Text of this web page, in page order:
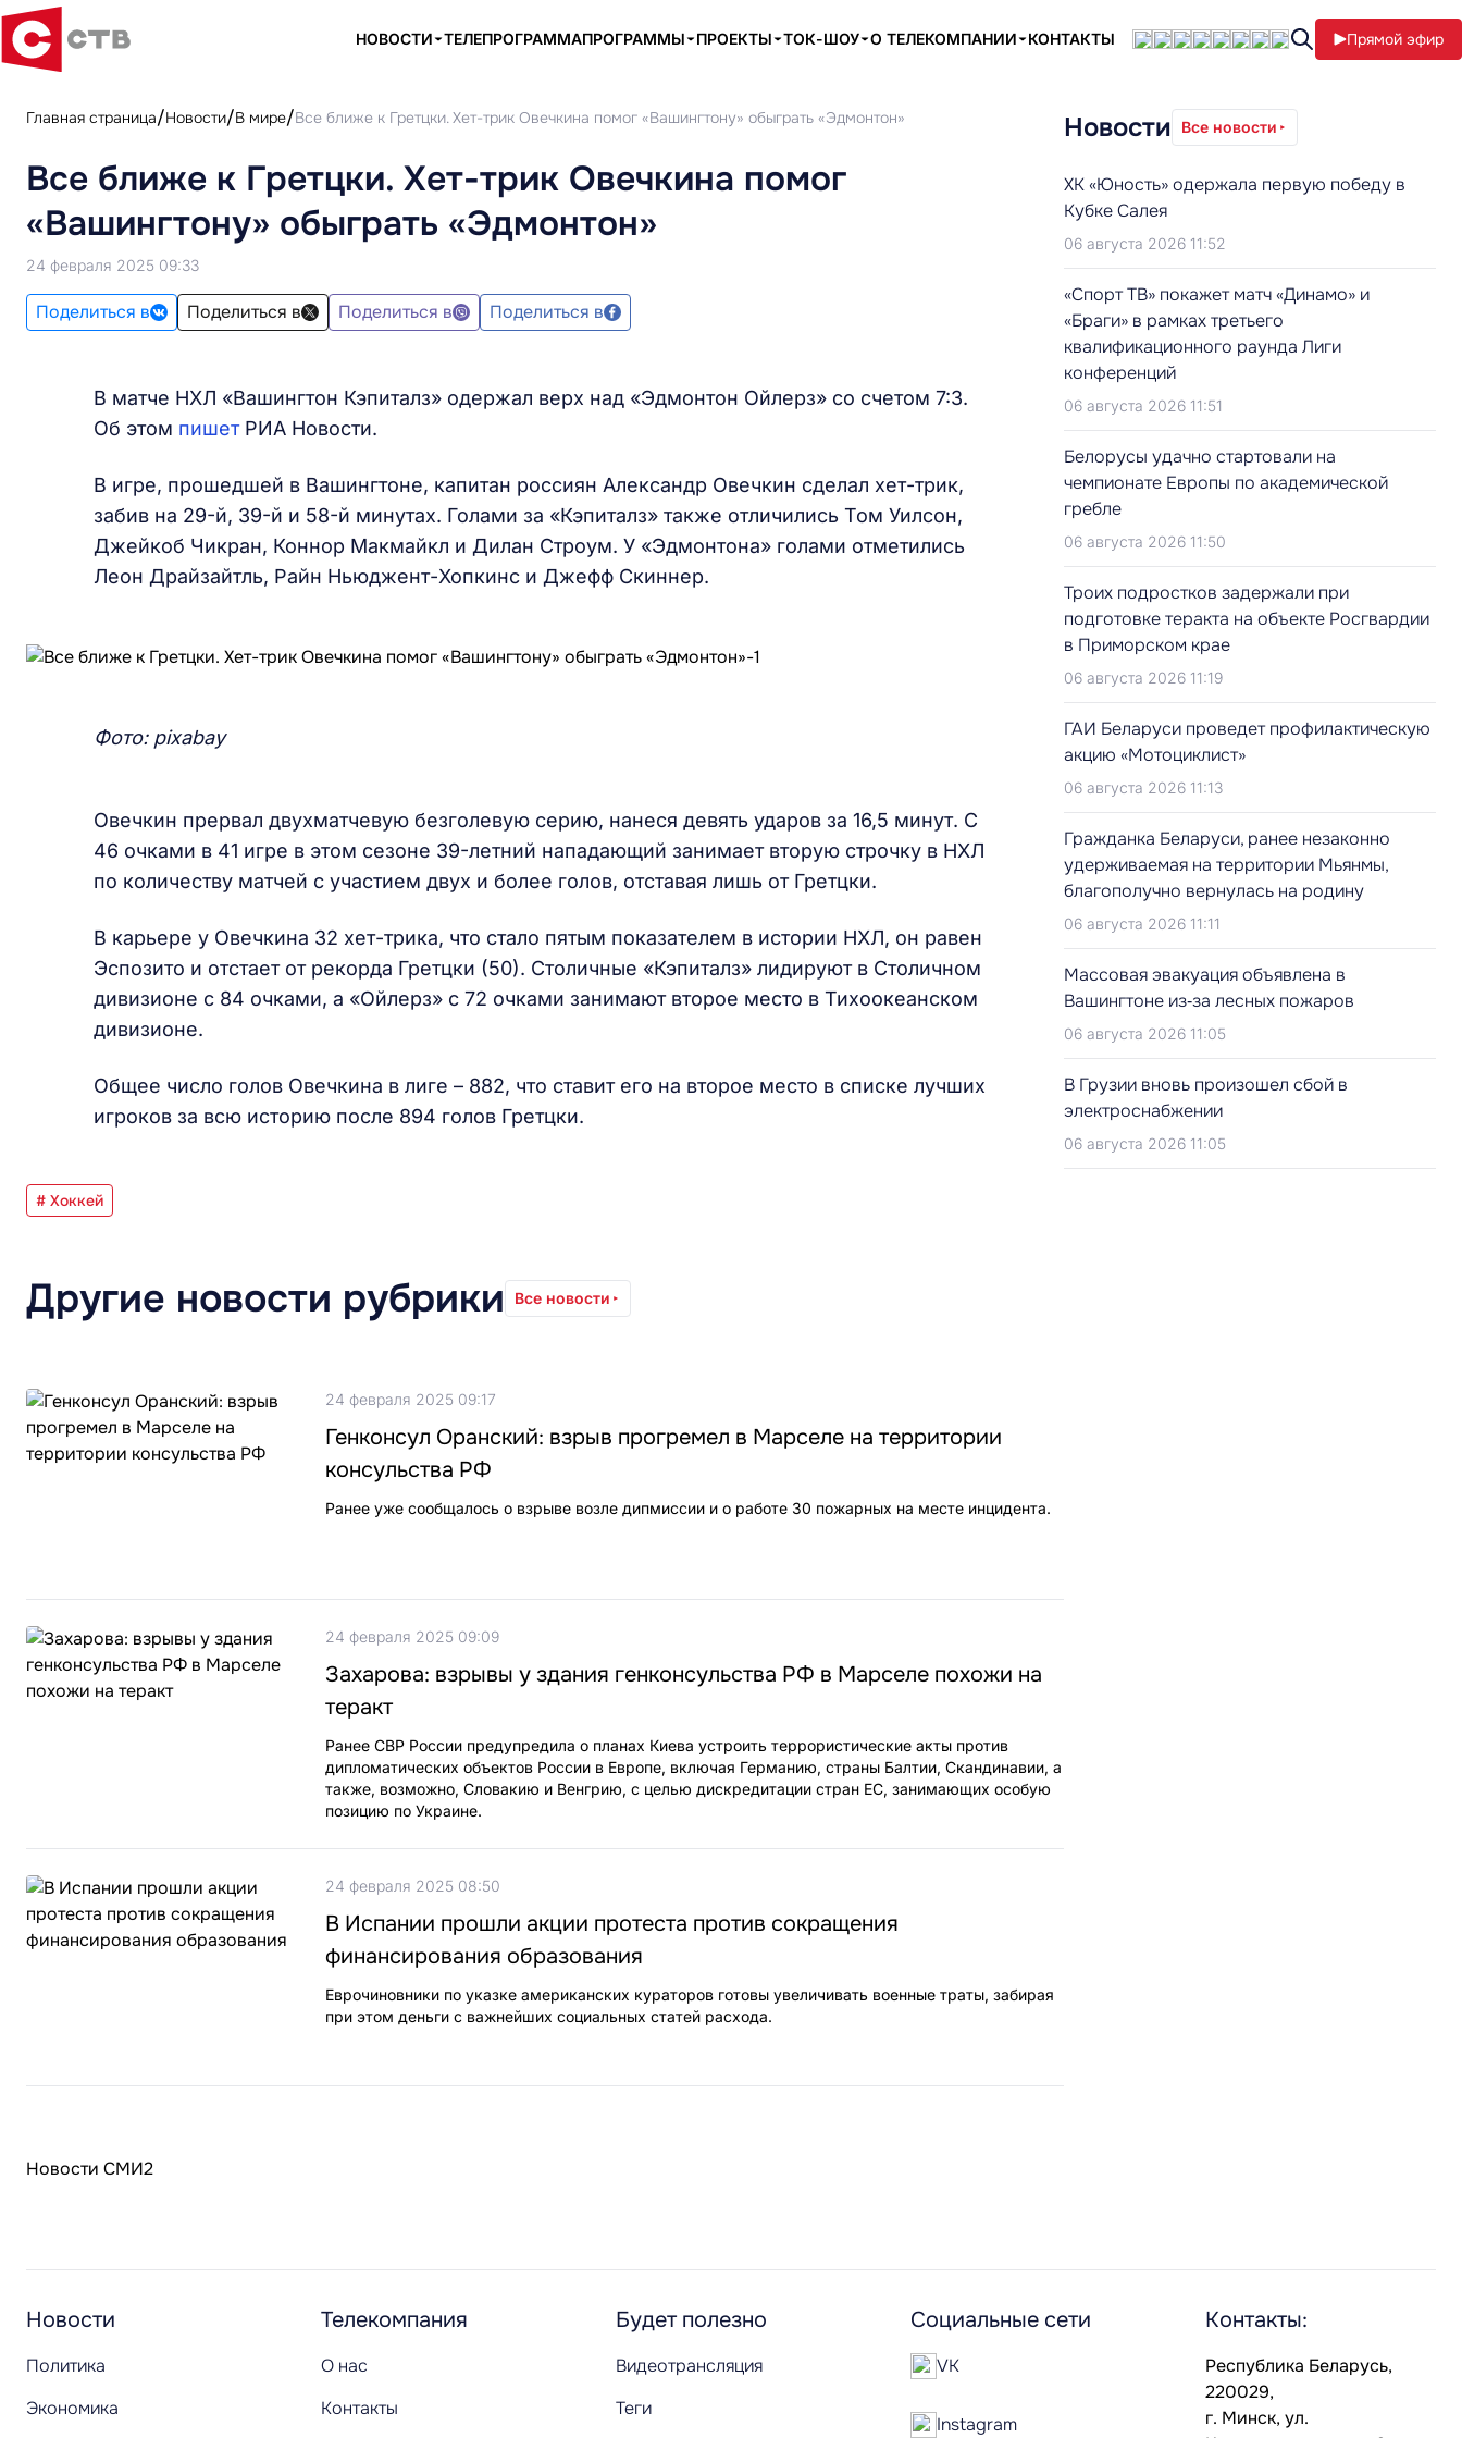
НОВОСТИ ТЕЛЕПРОГРАММАПРОГРАММЫ ПРОЕКТЫ ТОК-ШОУ О ТЕЛЕКОМПАНИИ КОНТАКТЫ Прямой эфир
Главная страница Новости В мире Все ближе к Гретцки. Хет-трик Овечкина помог «Вашингтону» обыграть «Эдмонтон»
Все ближе к Гретцки. Хет-трик Овечкина помог
«Вашингтону» обыграть «Эдмонтон»
24 февраля 2025 09:33
Поделиться в Поделиться в Поделиться в Поделиться в
В матче НХЛ «Вашингтон Кэпиталз» одержал верх над «Эдмонтон Ойлерз» со счетом 7:3.
Об этом пишет РИА Новости.
В игре, прошедшей в Вашингтоне, капитан россиян Александр Овечкин сделал хет-трик,
забив на 29-й, 39-й и 58-й минутах. Голами за «Кэпиталз» также отличились Том Уилсон,
Джейкоб Чикран, Коннор Макмайкл и Дилан Строум. У «Эдмонтона» голами отметились
Леон Драйзайтль, Райн Ньюджент-Хопкинс и Джефф Скиннер.
Фото: pixabay
Овечкин прервал двухматчевую безголевую серию, нанеся девять ударов за 16,5 минут. С
46 очками в 41 игре в этом сезоне 39-летний нападающий занимает вторую строчку в НХЛ
по количеству матчей с участием двух и более голов, отставая лишь от Гретцки.
В карьере у Овечкина 32 хет-трика, что стало пятым показателем в истории НХЛ, он равен
Эспозито и отстает от рекорда Гретцки (50). Столичные «Кэпиталз» лидируют в Столичном
дивизионе с 84 очками, а «Ойлерз» с 72 очками занимают второе место в Тихоокеанском
дивизионе.
Общее число голов Овечкина в лиге – 882, что ставит его на второе место в списке лучших
игроков за всю историю после 894 голов Гретцки.
# Хоккей
Другие новости рубрики Все новости
24 февраля 2025 09:17
Генконсул Оранский: взрыв прогремел в Марселе на территории
консульства РФ
Ранее уже сообщалось о взрыве возле дипмиссии и о работе 30 пожарных на месте инцидента.
24 февраля 2025 09:09
Захарова: взрывы у здания генконсульства РФ в Марселе похожи на
теракт
Ранее СВР России предупредила о планах Киева устроить террористические акты против
дипломатических объектов России в Европе, включая Германию, страны Балтии, Скандинавии, а
также, возможно, Словакию и Венгрию, с целью дискредитации стран ЕС, занимающих особую
позицию по Украине.
24 февраля 2025 08:50
В Испании прошли акции протеста против сокращения
финансирования образования
Еврочиновники по указке американских кураторов готовы увеличивать военные траты, забирая
при этом деньги с важнейших социальных статей расхода.
Новости СМИ2
Новости Все новости
ХК «Юность» одержала первую победу в
Кубке Салея
06 августа 2026 11:52
«Спорт ТВ» покажет матч «Динамо» и
«Браги» в рамках третьего
квалификационного раунда Лиги
конференций
06 августа 2026 11:51
Белорусы удачно стартовали на
чемпионате Европы по академической
гребле
06 августа 2026 11:50
Троих подростков задержали при
подготовке теракта на объекте Росгвардии
в Приморском крае
06 августа 2026 11:19
ГАИ Беларуси проведет профилактическую
акцию «Мотоциклист»
06 августа 2026 11:13
Гражданка Беларуси, ранее незаконно
удерживаемая на территории Мьянмы,
благополучно вернулась на родину
06 августа 2026 11:11
Массовая эвакуация объявлена в
Вашингтоне из‑за лесных пожаров
06 августа 2026 11:05
В Грузии вновь произошел сбой в
электроснабжении
06 августа 2026 11:05
Новости
Политика
Экономика
Телекомпания
О нас
Контакты
Будет полезно
Видеотрансляция
Теги
Социальные сети
VK
Instagram
Контакты:
Республика Беларусь,
220029,
г. Минск, ул.